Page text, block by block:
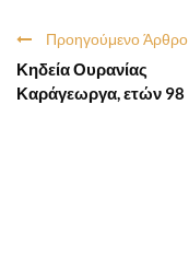
Προηγούμενο Άρθρο
Κηδεία Ουρανίας
Καράγεωργα, ετών 98